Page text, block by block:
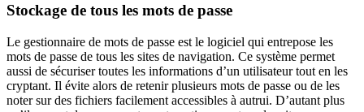
Stockage de tous les mots de passe
Le gestionnaire de mots de passe est le logiciel qui entrepose les
mots de passe de tous les sites de navigation. Ce système permet
aussi de sécuriser toutes les informations d’un utilisateur tout en les
cryptant. Il évite alors de retenir plusieurs mots de passe ou de les
noter sur des fichiers facilement accessibles à autrui. D’autant plus